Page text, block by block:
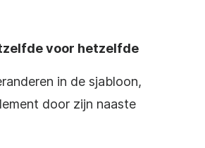
voor hetzelfde
in de sjabloon,
door zijn naaste